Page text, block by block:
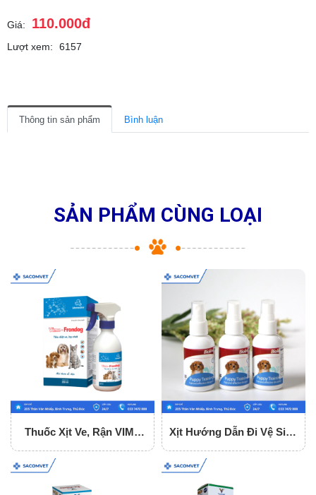
Giá: 110.000đ
Lượt xem: 6157
Thông tin sản phẩm Bình luận
SẢN PHẨM CÙNG LOẠI
Thuốc Xịt Ve, Rận VIME
Xịt Hướng Dẫn Đi Vệ Sinh